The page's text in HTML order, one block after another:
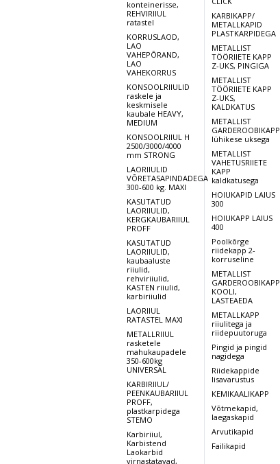
konteinerisse,
REHVIRIIUL
ratastel
KORRUSLAOD,
LAO
VAHEPÕRAND,
LAO
VAHEKORRUS
KONSOOLRIIULID
raskele ja
keskmisele
kaubale HEAVY,
MEDIUM
KONSOOLRIIUL H
2500/3000/4000
mm STRONG
LAORIIULID
VÕRETASAPINDADEGA
300-600 kg. MAXI
KASUTATUD
LAORIIULID,
KERGKAUBARIIUL
PROFF
KASUTATUD
LAORIIULID,
kaubaaluste
riiulid,
rehviriiulid,
KASTEN riiulid,
karbiriiulid
LAORIIUL
RATASTEL MAXI
METALLRIIUL
rasketele
mahukaupadele
350-600kg
UNIVERSAL
KARBIRIIUL/
PEENKAUBARIIUL
PROFF,
plastkarpidega
STEMO
Karbiriiul,
Karbistend
Laokarbid
virnastatavad,
KARBIKAPP/
METALLKAPID
PLASTKARPIDEGA
METALLIST
TÖÖRIIETE KAPP
Z-UKS, PINGIGA
METALLIST
TÖÖRIIETE KAPP
Z-UKS,
KALDKATUS
METALLIST
GARDEROOBIKAPP
lühikese uksega
METALLIST
VAHETUSRIIETE
KAPP
kaldkatusega
HOIUKAPID LAIUS
300
HOIUKAPP LAIUS
400
Poolkõrge
riidekapp 2-
korruseline
METALLIST
GARDEROOBIKAPP
KOOLI,
LASTEAEDA
METALLKAPP
riiulitega ja
riidepuutoruga
Pingid ja pingid
nagidega
Riidekappide
lisavarustus
KEMIKAALIKAPP
Võtmekapid,
laegaskapid
Arvutikapid
Failikapid